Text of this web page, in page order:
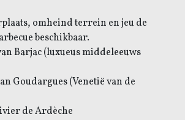
omheind terrein en jeu de
beschikbaar.
Barjac (luxueus middeleeuws
Goudargues (Venetië van de
de Ardèche